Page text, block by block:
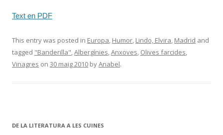
Text en PDF
This entry was posted in Europa, Humor, Lindo, Elvira, Madrid and
tagged "Banderilla",Albergínies,Anxoves, Olives farcides,
Vinagres on 30 maig 2010 byAnabel.
DE LA LITERATURA A LES CUINES